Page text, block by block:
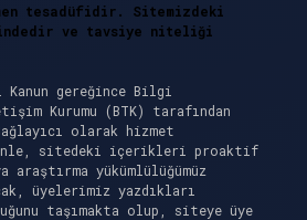
tesadüfidir. Sitemizdeki
ve tavsiye niteliği
gereğince Bilgi
Kurumu (BTK) tarafından
olarak hizmet
sitedeki içerikleri proaktif
araştırma yükümlülüğümüz
üyelerimiz yazdıkları
taşımakta olup, siteye üye